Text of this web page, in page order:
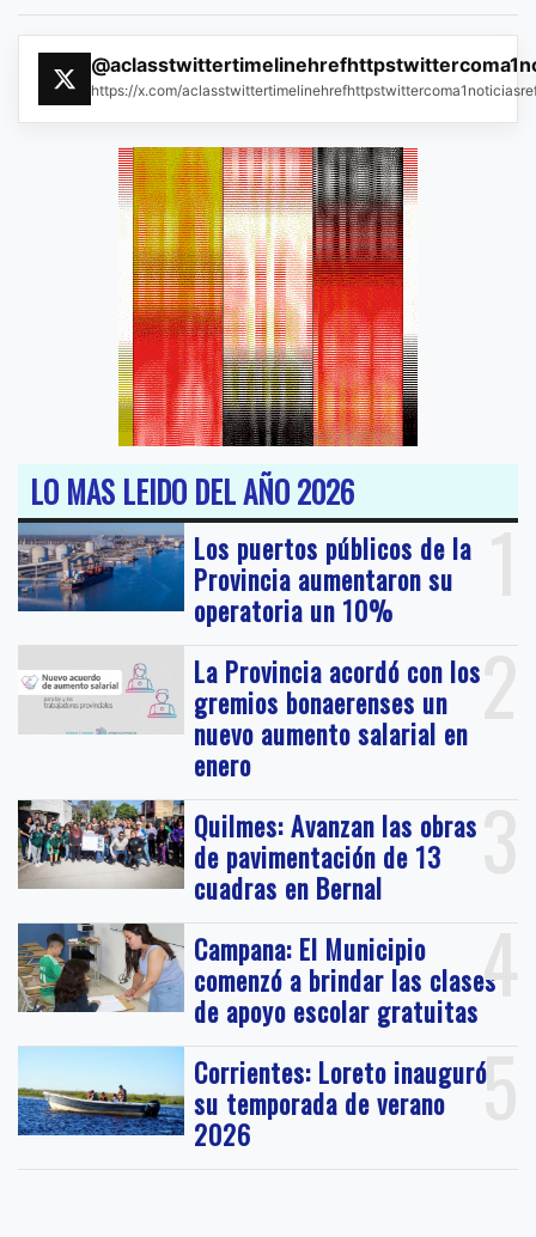
https://x.com/
LO MAS LEIDO DEL AÑO 2026
1
Los puertos públicos de la
Provincia aumentaron su
operatoria un 10%
2
La Provincia acordó con los
gremios bonaerenses un
nuevo aumento salarial en
enero
3
Quilmes: Avanzan las obras
de pavimentación de 13
cuadras en Bernal
4
Campana: El Municipio
comenzó a brindar las clases
de apoyo escolar gratuitas
5
Corrientes: Loreto inauguró
su temporada de verano
2026